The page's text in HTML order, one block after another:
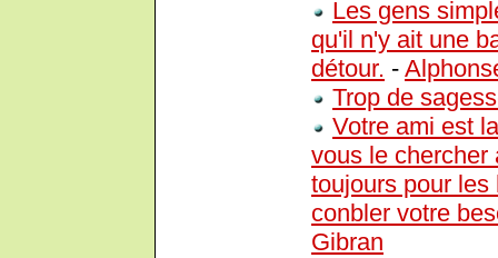
Les gens
qu'il n'y ait une
détour. -
Trop de
Votre ami est
vous le chercher
toujours pour
conbler votre
Gibran